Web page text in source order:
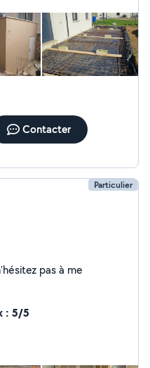
Contacter
Particulier
pas à me
: 5/5